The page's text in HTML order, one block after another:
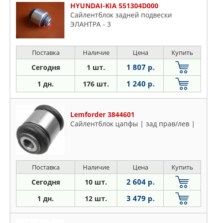
HYUNDAI-KIA 551304D000
Сайлентблок задней подвески
ЭЛАНТРА - 3
Поставка Наличие Цена Купить
Сегодня 1 шт. 1 807 р.
1 дн. 176 шт. 1 240 р.
Lemforder 3844601
Сайлентблок цапфы | зад прав/лев |
Поставка Наличие Цена Купить
Сегодня 10 шт. 2 604 р.
1 дн. 12 шт. 3 479 р.